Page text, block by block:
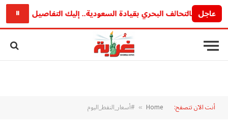
عاجل ⏸
أنت الآن تتصفح: Home
» #أسعار_النفط_اليوم